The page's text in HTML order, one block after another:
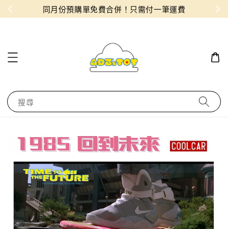
！ 同月份預購單免費合併！只需付一筆運費
搜尋